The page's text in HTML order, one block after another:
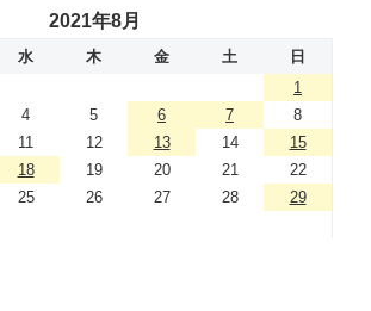
2021年8月
水 木 金 土
日
1
4 5 6 7
8
11 12 13 14
15
18 19 20 21
22
25 26 27 28
29